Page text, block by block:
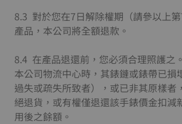
8.3 對於您在7日解除權期（請參以上
產品，本公司將全額退款。
8.4 在產品退還前，您必須合理照護之
本公司物流中心時，其錶鏈或錶帶已損
過失或疏失所致者），或已非其原樣者
絕退貨，或有權僅退還該手錶價金扣減
用後之餘額。